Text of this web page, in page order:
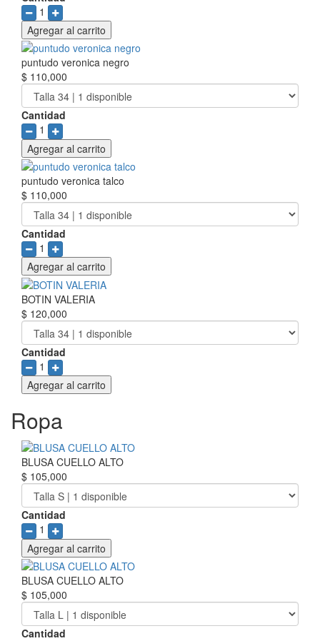
1
Agregar al carrito
puntudo veronica negro
$ 110,000
Cantidad
1
Agregar al carrito
puntudo veronica talco
$ 110,000
Cantidad
1
Agregar al carrito
BOTIN VALERIA
$ 120,000
Cantidad
1
Agregar al carrito
Ropa
BLUSA CUELLO ALTO
$ 105,000
Cantidad
1
Agregar al carrito
BLUSA CUELLO ALTO
$ 105,000
Cantidad